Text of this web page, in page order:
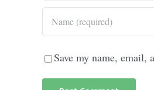
Save my name, email,